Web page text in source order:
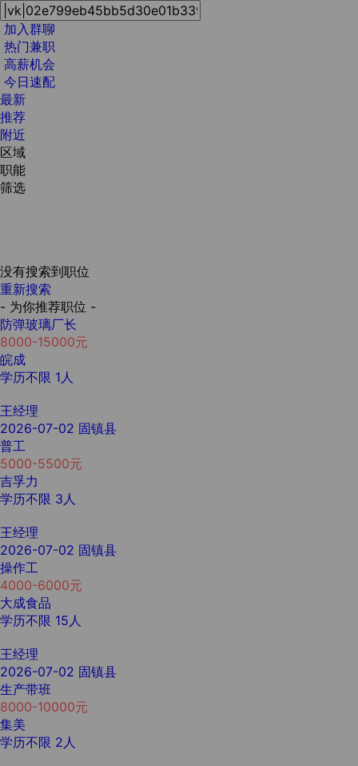
加入群聊
热门兼职
高薪机会
今日速配
最新
推荐
附近
区域
职能
筛选
没有搜索到职位
重新搜索
- 为你推荐职位 -
防弹玻璃厂长
8000-15000元
皖成
学历不限 1人
王经理
2026-07-02 固镇县
普工
5000-5500元
吉孚力
学历不限 3人
王经理
2026-07-02 固镇县
操作工
4000-6000元
大成食品
学历不限 15人
王经理
2026-07-02 固镇县
生产带班
8000-10000元
集美
学历不限 2人